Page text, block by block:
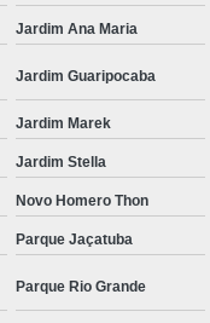
Jardim Ana Maria
Jardim Guaripocaba
Jardim Marek
Jardim Stella
Novo Homero Thon
Parque Jaçatuba
Parque Rio Grande